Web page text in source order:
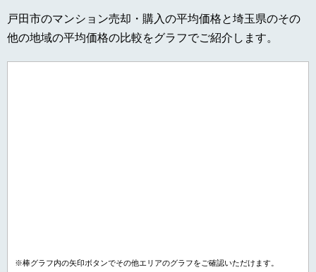
戸田市のマンション売却・購入の平均価格と埼玉県のその
他の地域の平均価格の比較をグラフでご紹介します。
※棒グラフ内の矢印ボタンでその他エリアのグラフをご確認いただけます。